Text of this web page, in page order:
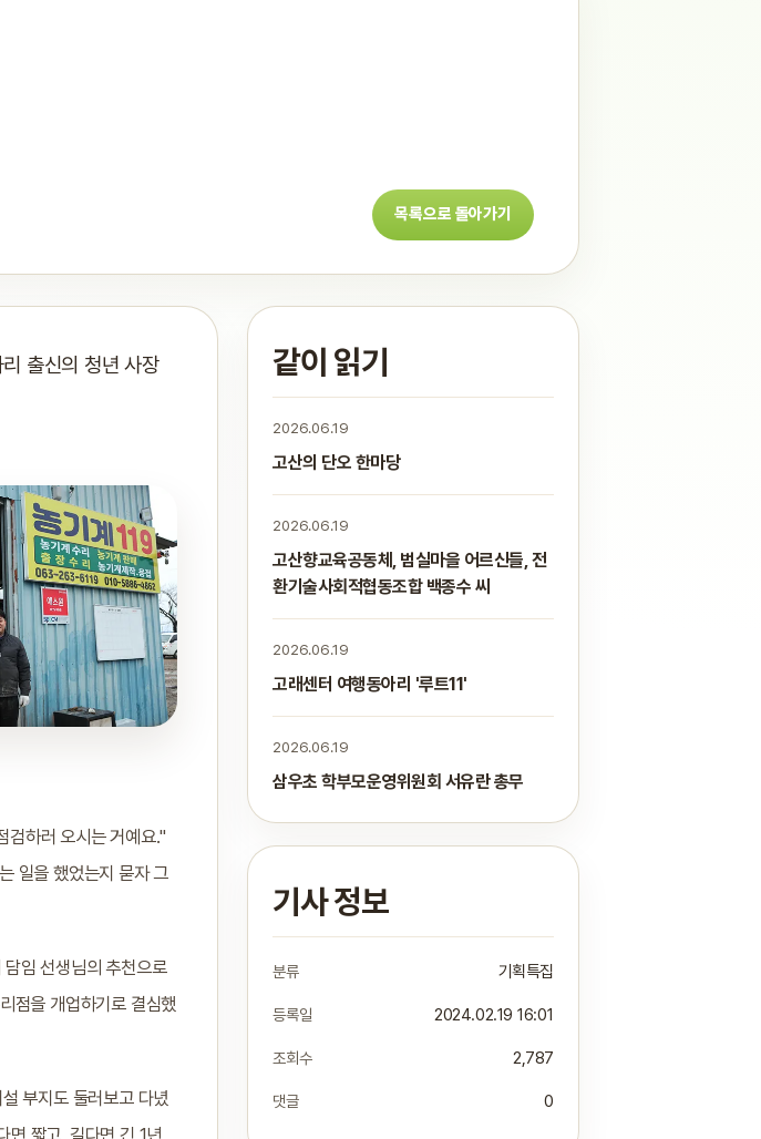
목록으로 돌아가기
출신의 청년 사장
검하러 오시는 거예요."
일을 했었는지 묻자 그
임 선생님의 추천으로
점을 개업하기로 결심했
부지도 둘러보고 다녔
면 짧고, 길다면 긴 1년
같이 읽기
2026.06.19
고산의 단오 한마당
2026.06.19
고산향교육공동체, 범실마을 어르신들, 전
환기술사회적협동조합 백종수 씨
2026.06.19
고래센터 여행동아리 '루트11'
2026.06.19
삼우초 학부모운영위원회 서유란 총무
기사 정보
분류 기획특집
등록일 2024.02.19 16:01
조회수 2,787
댓글 0